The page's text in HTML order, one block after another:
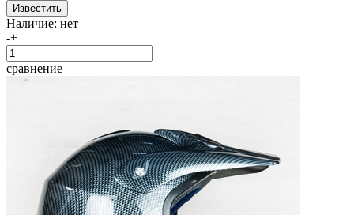
Наличие: нет
-+
сравнение